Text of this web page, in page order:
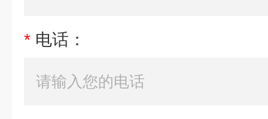
* 电话：